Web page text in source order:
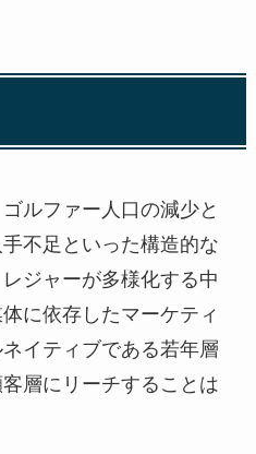
ルファー人口の減少と
不足といった構造的な
ジャーが多様化する中
に依存したマーケティ
イティブである若年層
層にリーチすることは